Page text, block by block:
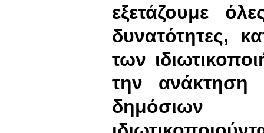
εξετάζουμε
δυνατότητες,
των
την ανάκτηση
δημόσιων